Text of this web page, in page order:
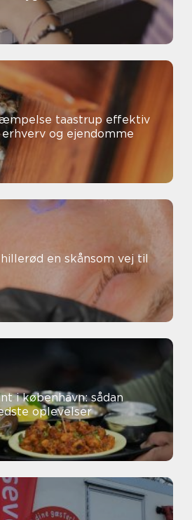
taastrup effektiv
og ejendomme
vej til
i københavn: sådan
oplevelser